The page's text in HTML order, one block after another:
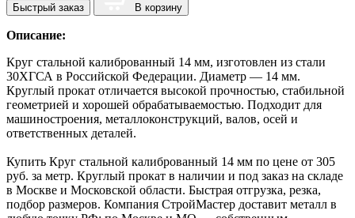
Быстрый заказ В корзину
Описание:
Круг стальной калиброванный 14 мм, изготовлен из стали
30ХГСА в Российской Федерации. Диаметр — 14 мм.
Круглый прокат отличается высокой прочностью, стабильной
геометрией и хорошей обрабатываемостью. Подходит для
машиностроения, металлоконструкций, валов, осей и
ответственных деталей.
Купить Круг стальной калиброванный 14 мм по цене от 305
руб. за метр. Круглый прокат в наличии и под заказ на складе
в Москве и Московской области. Быстрая отгрузка, резка,
подбор размеров. Компания СтройМастер доставит металл в